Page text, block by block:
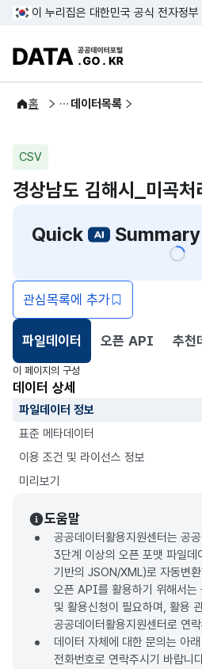
콘
푸
이 누리집은 대한민국 공식 전자정
DATA.GO.KR 공공데
홈
공공데이터 데이터목록
CSV
경상남도 김해시_미곡처
Quick
Summary
관심목록에 추가
파일데이터
선택됨
오픈 API 추천
이 페이지의 구성
데이터 상세
파일데이터 정보
표준 메타데이터
이용 조건 및 라이선스 정보
미리보기
도움말
공공데이터활용지원센터는 공
3단계 이상의 오픈 포맷 파일
기반의 JSON/XML)로 자동변
오픈 API를 활용하기 위해서는
및 활용신청이 필요하며, 활용
공공데이터활용지원센터로 연
데이터 자체에 대한 문의는 아
전화번호로 연락주시기 바랍니